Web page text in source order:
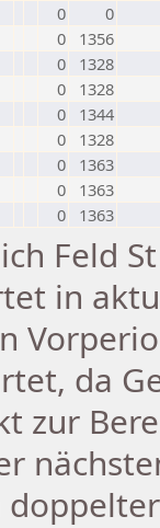
0
0
0
1356
0
1328
0
1328
0
1344
0
1328
0
1363
0
1363
0 1363
Feld
in
da
zur